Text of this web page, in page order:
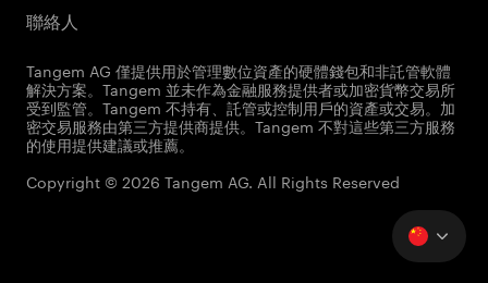
聯絡人
Tangem AG 僅提供用於管理數位資產的硬體錢包和非託管軟體
解決方案。Tangem 並未作為金融服務提供者或加密貨幣交易所
受到監管。Tangem 不持有、託管或控制用戶的資產或交易。加
密交易服務由第三方提供商提供。Tangem 不對這些第三方服務
的使用提供建議或推薦。